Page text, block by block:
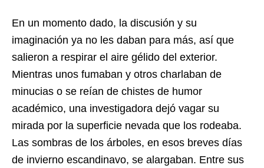
En un momento dado, la discusión y su
imaginación ya no les daban para más, así que
salieron a respirar el aire gélido del exterior.
Mientras unos fumaban y otros charlaban de
minucias o se reían de chistes de humor
académico, una investigadora dejó vagar su
mirada por la superficie nevada que los rodeaba.
Las sombras de los árboles, en esos breves días
de invierno escandinavo, se alargaban. Entre sus